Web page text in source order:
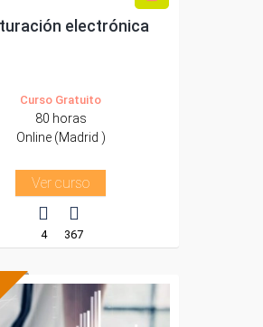
electrónica
Curso Gratuito
80 horas
Online (Madrid )
Ver curso
4 367